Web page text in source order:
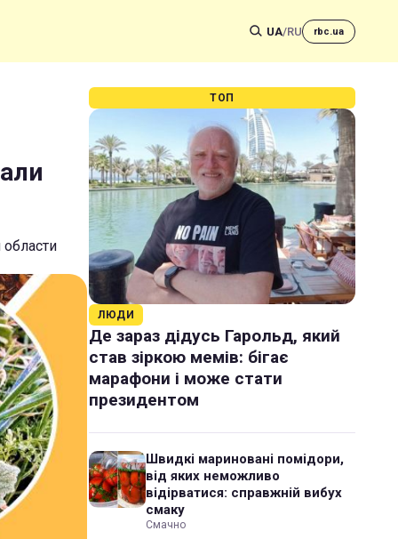
UA/RU rbc.ua
ТОП
ЛЮДИ
Де зараз дідусь Гарольд, який
став зіркою мемів: бігає
марафони і може стати
президентом
Швидкі мариновані помідори,
від яких неможливо
відірватися: справжній вибух
смаку
Смачно